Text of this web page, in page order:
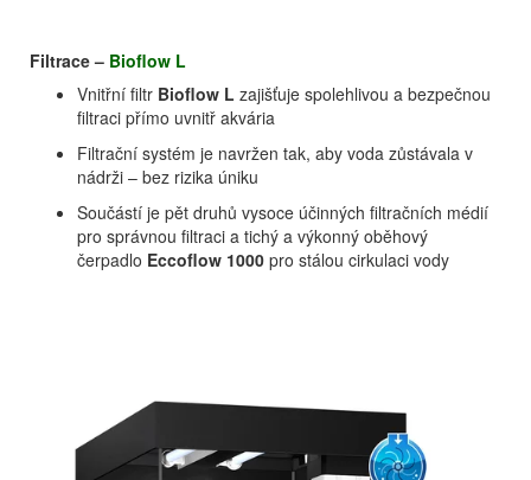
Filtrace – Bioflow L
Vnitřní filtr Bioflow L zajišťuje spolehlivou a bezpečnou
filtraci přímo uvnitř akvária
Filtrační systém je navržen tak, aby voda zůstávala v
nádrži – bez rizika úniku
Součástí je pět druhů vysoce účinných filtračních médií
pro správnou filtraci a tichý a výkonný oběhový
čerpadlo Eccoflow 1000 pro stálou cirkulaci vody